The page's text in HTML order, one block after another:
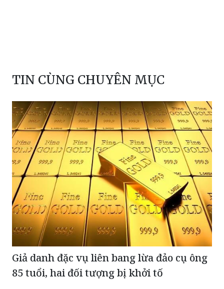
Giả danh đặc vụ liên bang lừa đảo cụ ông
85 tuổi, hai đối tượng bị khởi tố
Mỹ treo thưởng 25 triệu USD truy bắt trùm ma túy